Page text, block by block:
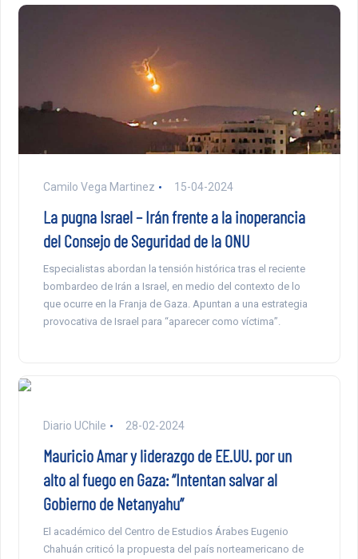
Camilo Vega Martinez 15-04-2024
La pugna Israel – Irán frente a la inoperancia
del Consejo de Seguridad de la ONU
Especialistas abordan la tensión histórica tras el reciente
bombardeo de Irán a Israel, en medio del contexto de lo
que ocurre en la Franja de Gaza. Apuntan a una estrategia
provocativa de Israel para “aparecer como víctima”.
Diario UChile 28-02-2024
Mauricio Amar y liderazgo de EE.UU. por un
alto al fuego en Gaza: “Intentan salvar al
Gobierno de Netanyahu”
El académico del Centro de Estudios Árabes Eugenio
Chahuán criticó la propuesta del país norteamericano de